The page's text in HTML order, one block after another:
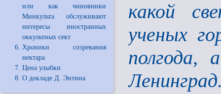
или как чиновники
Минкульта обслуживают
интересы иностранных
оккультных сект
Хроники созревания
нектара
Цена улыбки
О докладе Д. Энтина
какой
ученых